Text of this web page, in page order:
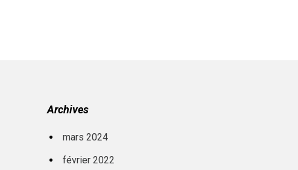
Archives
mars 2024
février 2022